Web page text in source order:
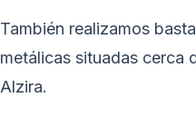
También realizamos
metálicas situadas cerca
Alzira.